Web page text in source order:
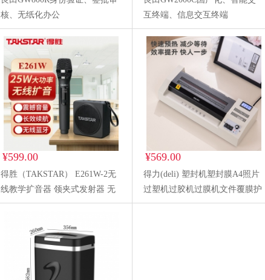
核、无纸化办公
互终端、信息交互终端
¥599.00
得胜（TAKSTAR） E261W-2无
线教学扩音器 领夹式发射器 无
线扩音器讲解无线小蜜蜂
¥569.00
得力(deli) 塑封机塑封膜A4照片
过塑机过胶机过膜机文件覆膜护
卡膜封塑膜 A3调温金属机身